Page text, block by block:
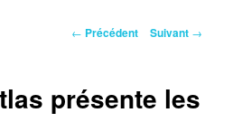
Navigation
← Précédent Suivant →
présente les